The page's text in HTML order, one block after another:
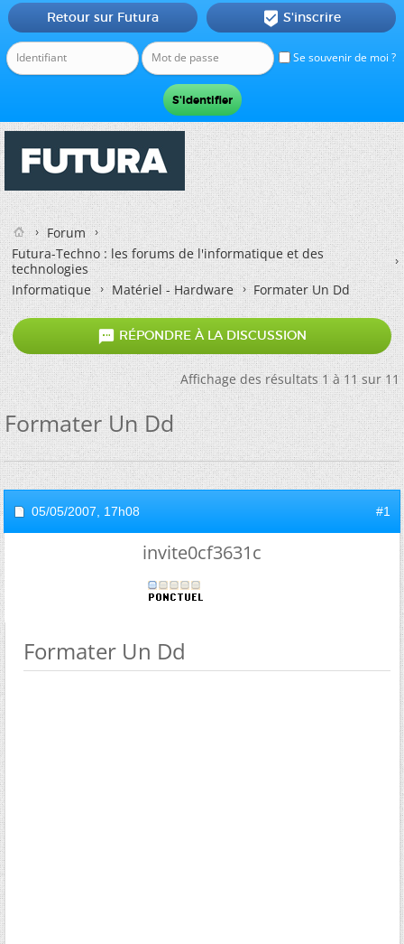
Se souvenir de moi ?
Retour sur Futura  S'inscrire
Forum
Futura-Techno : les forums de l'informatique et des
technologies
Informatique
Matériel - Hardware Formater Un Dd
 RÉPONDRE À LA DISCUSSION
Affichage des résultats 1 à 11 sur 11
Formater Un Dd
05/05/2007, 17h08 #1
invite0cf3631c
Formater Un Dd